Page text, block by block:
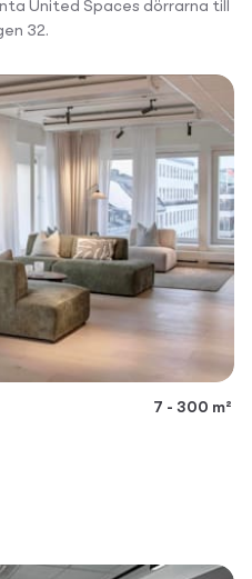
United Spaces dörrarna till
32.
7 - 300 m²